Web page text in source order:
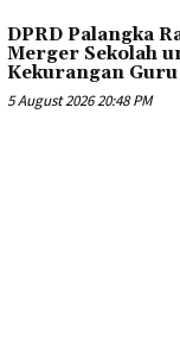
DPRD Palangka
Merger Sekolah
Kekurangan Guru
5 August 2026 20:48 PM